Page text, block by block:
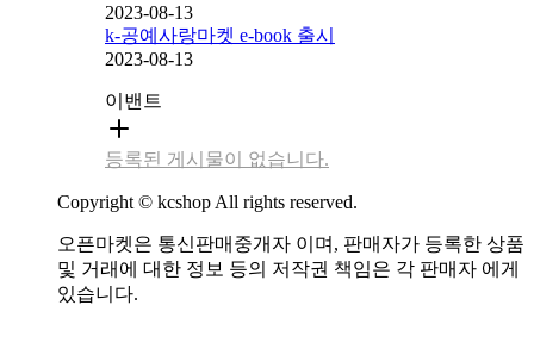
2023-08-13
k-공예사랑마켓 e-book 출시
2023-08-13
이밴트
등록된 게시물이 없습니다.
Copyright © kcshop All rights reserved.
오픈마켓은 통신판매중개자 이며, 판매자가 등록한 상품
및 거래에 대한 정보 등의 저작권 책임은 각 판매자 에게
있습니다.